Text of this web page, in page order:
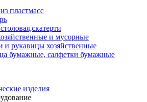
пластмасс
и мусорные
и рукавицы хозяйственные
бумажные, салфетки бумажные
изделия